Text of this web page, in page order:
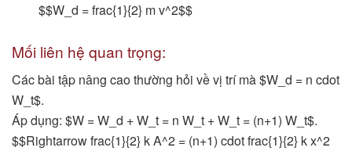
$$W_d = frac{1}{2} m v^2$$
Mối liên hệ quan trọng:
Các bài tập nâng cao thường hỏi về vị trí mà $W_d = n cdot
W_t$.
Áp dụng: $W = W_d + W_t = n W_t + W_t = (n+1) W_t$.
$$Rightarrow frac{1}{2} k A^2 = (n+1) cdot frac{1}{2} k x^2